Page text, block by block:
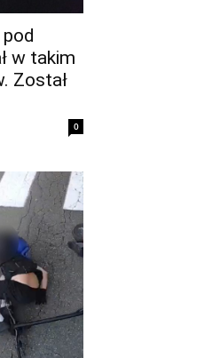
w takim
Został
0